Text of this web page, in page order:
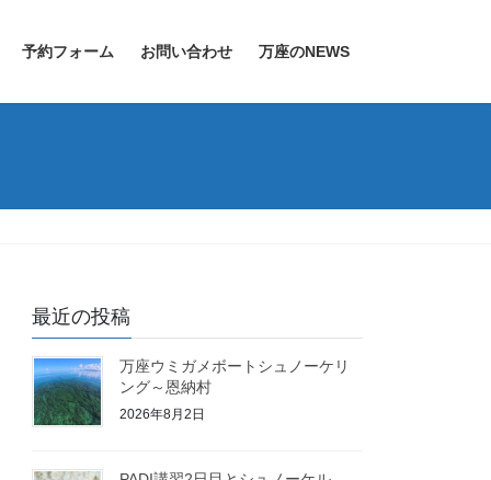
予約フォーム お問い合わせ 万座のNEWS
最近の投稿
万座ウミガメボートシュノーケリ
ング～恩納村
2026年8月2日